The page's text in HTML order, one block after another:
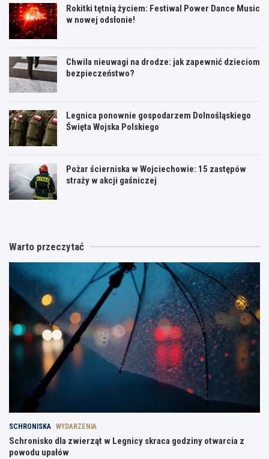
Rokitki tętnią życiem: Festiwal Power Dance Music
w nowej odsłonie!
Chwila nieuwagi na drodze: jak zapewnić dzieciom
bezpieczeństwo?
Legnica ponownie gospodarzem Dolnośląskiego
Święta Wojska Polskiego
Pożar ścierniska w Wojciechowie: 15 zastępów
straży w akcji gaśniczej
Warto przeczytać
SCHRONISKA WYDARZENIA
Schronisko dla zwierząt w Legnicy skraca godziny otwarcia z
powodu upałów